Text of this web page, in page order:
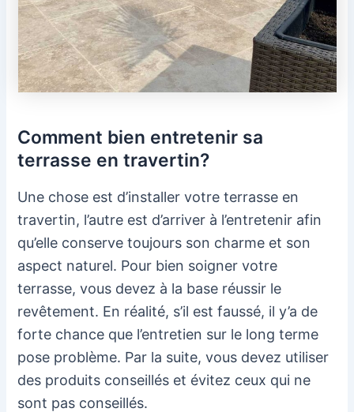
Comment bien entretenir sa
terrasse en travertin?
Une chose est d’installer votre terrasse en
travertin, l’autre est d’arriver à l’entretenir afin
qu’elle conserve toujours son charme et son
aspect naturel. Pour bien soigner votre
terrasse, vous devez à la base réussir le
revêtement. En réalité, s’il est faussé, il y’a de
forte chance que l’entretien sur le long terme
pose problème. Par la suite, vous devez utiliser
des produits conseillés et évitez ceux qui ne
sont pas conseillés.